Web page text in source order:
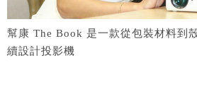
幫康 The Book 是一款從包裝材料到
續設計投影機